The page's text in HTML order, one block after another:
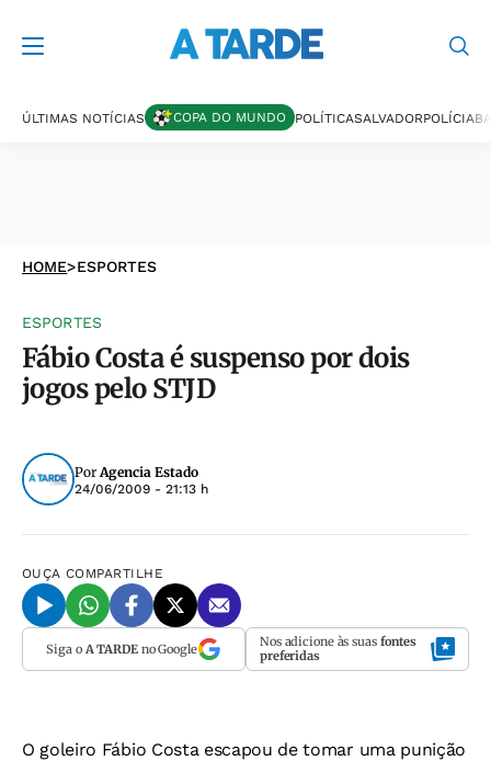
ÚLTIMAS NOTÍCIAS COPA DO MUNDO POLÍTICASALVADORPOLÍCIA
HOME>ESPORTES
ESPORTES
Fábio Costa é suspenso por dois
jogos pelo STJD
PorAgencia Estado
24/06/2009 - 21:13 h
OUÇA COMPARTILHE
Siga o A TARDEno Google Nos adicione às suas fontes
preferidas
O goleiro Fábio Costa escapou de tomar uma punição